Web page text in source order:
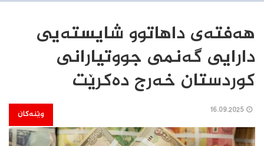
هەفتەی داهاتوو شایستەیی
دارایی گەنمی جووتیارانی
کوردستان خەرج دەکرێت
وێنەکان